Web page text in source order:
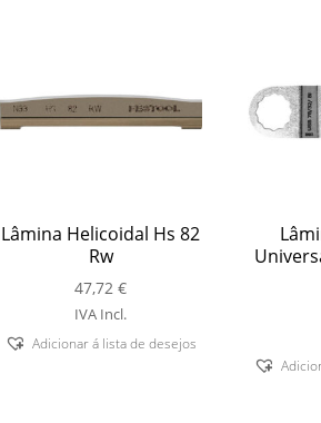
Lâmina Helicoidal Hs 82
Rw
47,72€
IVA Incl.
Adicionar á lista de desejos